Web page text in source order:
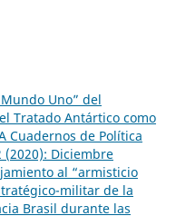
Uno” del
Tratado Antártico como
Cuadernos de Política
Diciembre
al “armisticio
militar de la
Brasil durante las